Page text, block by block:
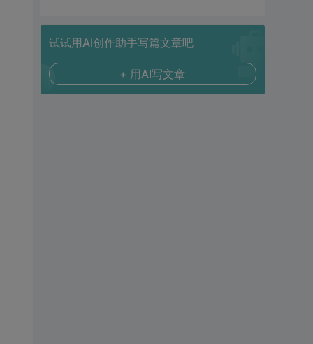
试试用AI创作助手写篇文章吧
+ 用AI写文章